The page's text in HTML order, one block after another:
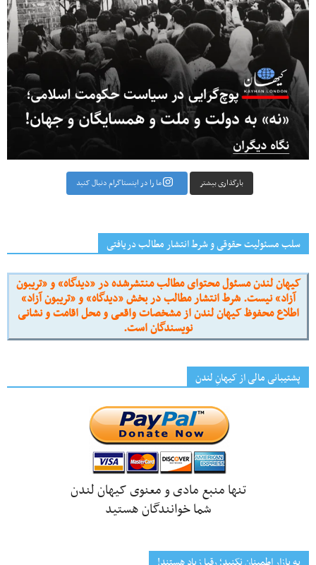
بارگذاری بیشتر ما را در اینستاگرام دنبال کنید
سلب مسئولیت حقوقی و شرط انتشار مطالب دریافتی
کیهان لندن مسئول محتوای مطالب منتشرشده در «دیدگاه» و «تریبون
آزاد» نیست. شرط انتشار مطالب در بخش «دیدگاه» و «تریبون آزاد»
اطلاع محفوظ کیهان لندن از مشخصات واقعی و محل اقامت و نشانی
نویسندگان است.
پشتیبانی مالی از کیهانِ لندن
تنها منبع مادی و معنوی کیهان لندن
شما خوانندگان هستید